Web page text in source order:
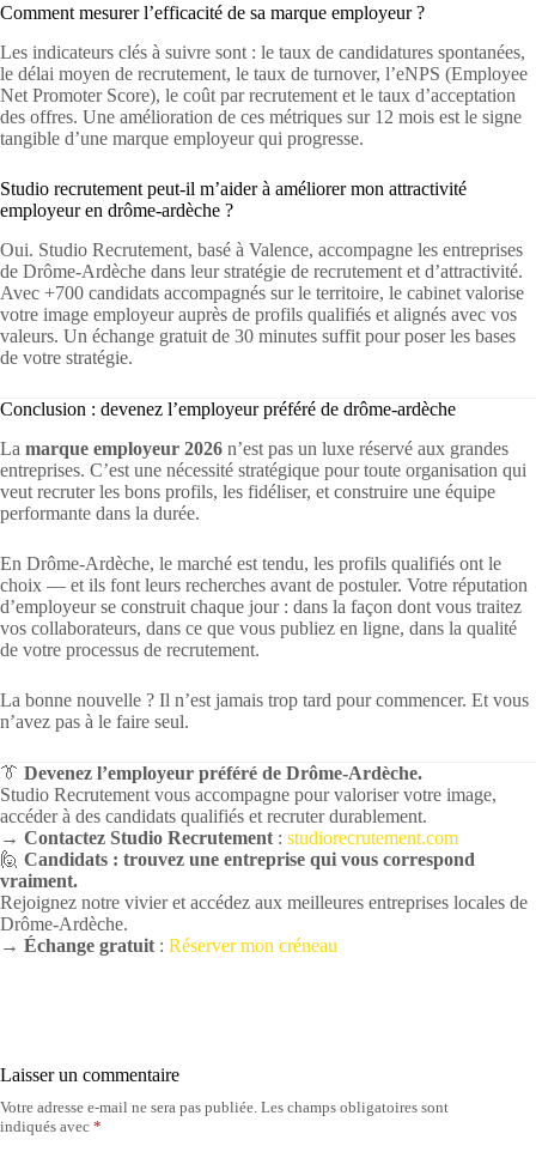
Comment mesurer l’efficacité de sa marque employeur ?
Les indicateurs clés à suivre sont : le taux de candidatures spontanées,
le délai moyen de recrutement, le taux de turnover, l’eNPS (Employee
Net Promoter Score), le coût par recrutement et le taux d’acceptation
des offres. Une amélioration de ces métriques sur 12 mois est le signe
tangible d’une marque employeur qui progresse.
Studio recrutement peut-il m’aider à améliorer mon attractivité
employeur en drôme-ardèche ?
Oui. Studio Recrutement, basé à Valence, accompagne les entreprises
de Drôme-Ardèche dans leur stratégie de recrutement et d’attractivité.
Avec +700 candidats accompagnés sur le territoire, le cabinet valorise
votre image employeur auprès de profils qualifiés et alignés avec vos
valeurs. Un échange gratuit de 30 minutes suffit pour poser les bases
de votre stratégie.
Conclusion : devenez l’employeur préféré de drôme-ardèche
La marque employeur 2026 n’est pas un luxe réservé aux grandes
entreprises. C’est une nécessité stratégique pour toute organisation qui
veut recruter les bons profils, les fidéliser, et construire une équipe
performante dans la durée.
En Drôme-Ardèche, le marché est tendu, les profils qualifiés ont le
choix — et ils font leurs recherches avant de postuler. Votre réputation
d’employeur se construit chaque jour : dans la façon dont vous traitez
vos collaborateurs, dans ce que vous publiez en ligne, dans la qualité
de votre processus de recrutement.
La bonne nouvelle ? Il n’est jamais trop tard pour commencer. Et vous
n’avez pas à le faire seul.
👔 Devenez l’employeur préféré de Drôme-Ardèche.
Studio Recrutement vous accompagne pour valoriser votre image,
accéder à des candidats qualifiés et recruter durablement.
→ Contactez Studio Recrutement : studiorecrutement.com
🙋 Candidats : trouvez une entreprise qui vous correspond
vraiment.
Rejoignez notre vivier et accédez aux meilleures entreprises locales de
Drôme-Ardèche.
→ Échange gratuit : Réserver mon créneau
Laisser un commentaire
Votre adresse e-mail ne sera pas publiée. Les champs obligatoires sont
indiqués avec *